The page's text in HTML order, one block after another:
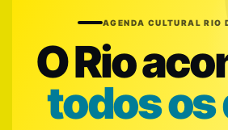
AGENDA CULTURAL RIO
O Rio
todos os